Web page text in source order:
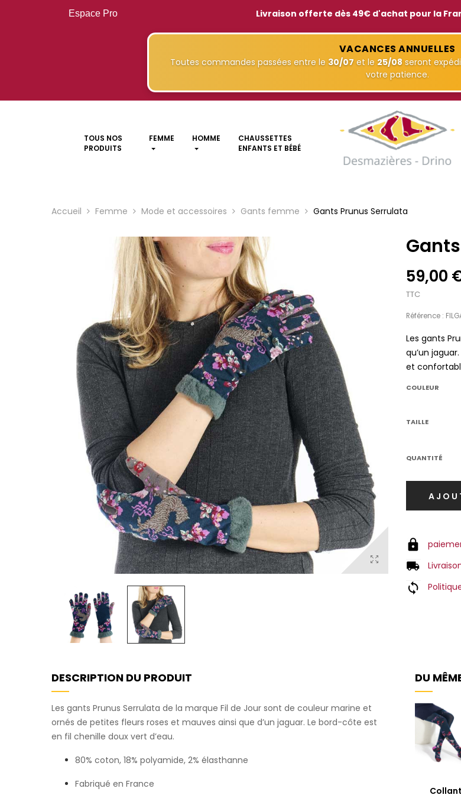
Espace Pro Livraison offerte dès 49€ d'achat pour la
VACANCES ANNUELLES
Toutes commandes passées entre le 30/07 et le 25/08 seront
votre patience.
TOUS NOS
PRODUITS
FEMME HOMME
CHAUSSETTES
ENFANTS ET BÉBÉ
Accueil Femme Mode et accessoires Gants femme Gants Prunus Serrulata
59,00
TTC
Référence :
Les gants
qu’un
et
COULEUR
TAILLE
QUANTITÉ
DESCRIPTION DU PRODUIT
Les gants Prunus Serrulata de la marque Fil de Jour sont de couleur marine et
ornés de petites fleurs roses et mauves ainsi que d’un jaguar. Le bord-côte est
en fil chenille doux vert d’eau.
80% coton, 18% polyamide, 2% élasthanne
Fabriqué en France
DU